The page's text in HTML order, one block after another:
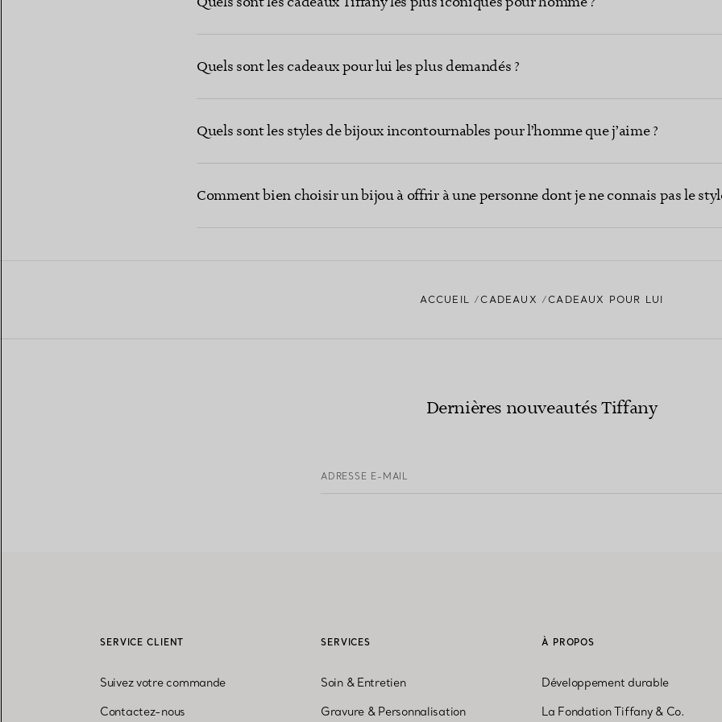
Quels sont les cadeaux pour lui les plus demandés ?
Quels sont les styles de bijoux incontournables pour l’homme que j’aime ?
Comment bien choisir un bijou à offrir à une personne dont je ne connais pas le
ACCUEIL CADEAUX CADEAUX POUR LUI
Dernières nouveautés Tiffany
ADRESSE E-MAIL
SERVICE CLIENT
Suivez votre commande
Contactez-nous
SERVICES
Soin & Entretien
Gravure & Personnalisation
À PROPOS
Développement durable
La Fondation Tiffany & Co.